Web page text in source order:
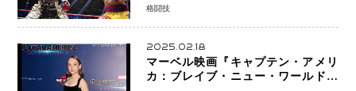
ョンか混迷続く
格闘技
2025.02.18
マーベル映画『キャプテン・アメリ
カ：ブレイブ・ニュー・ワールド』